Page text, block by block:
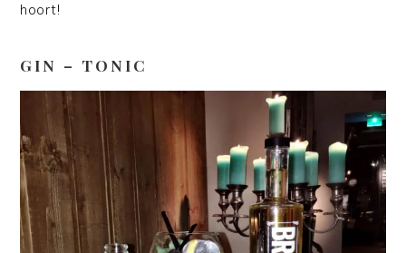
hoort!
GIN – TONIC